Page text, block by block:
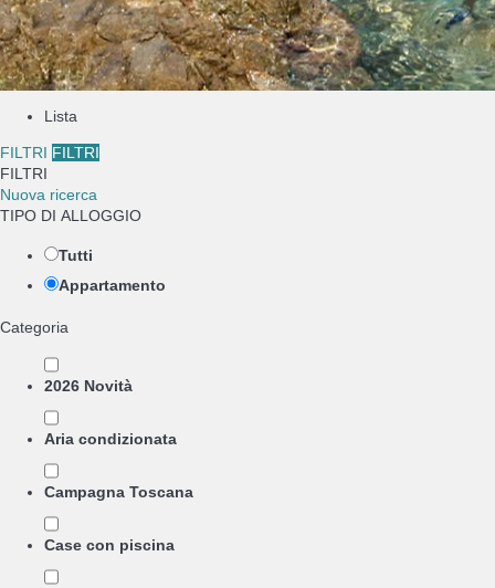
Lista
FILTRI FILTRI
FILTRI
Nuova ricerca
TIPO DI ALLOGGIO
Tutti
Appartamento
Categoria
2026 Novità
Aria condizionata
Campagna Toscana
Case con piscina